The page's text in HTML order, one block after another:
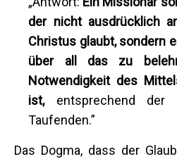
der nicht ausdrücklich
Christus glaubt, sondern
über all das zu
Notwendigkeit des Mittel
ist,entsprechend der
Taufenden.”
Das Dogma, dass der